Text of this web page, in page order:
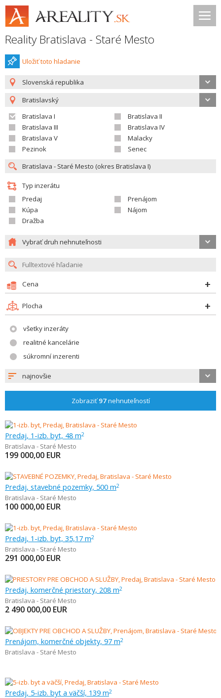
Reality Bratislava - Staré Mesto
Uložiť toto hladanie
Slovenská republika
Bratislavský
Bratislava I
Bratislava II
Bratislava III
Bratislava IV
Bratislava V
Malacky
Pezinok
Senec
Typ inzerátu
Predaj
Prenájom
Kúpa
Nájom
Dražba
Vybrať druh nehnuteľnosti
Cena
Plocha
všetky inzeráty
realitné kancelárie
súkromní inzerenti
najnovšie
Zobraziť97nehnuteľností
Predaj, 1-izb. byt, 48 m2
Bratislava - Staré Mesto
199 000,00 EUR
Predaj, stavebné pozemky, 500 m2
Bratislava - Staré Mesto
100 000,00 EUR
Predaj, 1-izb. byt, 35,17 m2
Bratislava - Staré Mesto
291 000,00 EUR
Predaj, komerčné priestory, 208 m2
Bratislava - Staré Mesto
2 490 000,00 EUR
Prenájom, komerčné objekty, 97 m2
Bratislava - Staré Mesto
Predaj, 5-izb. byt a väčší, 139 m2